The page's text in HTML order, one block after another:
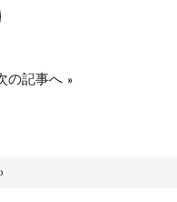
の記事へ»